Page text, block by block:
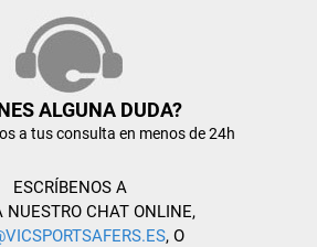
ALGUNA DUDA?
a tus consulta en menos de 24h
ESCRÍBENOS A
NUESTRO CHAT ONLINE,
, O